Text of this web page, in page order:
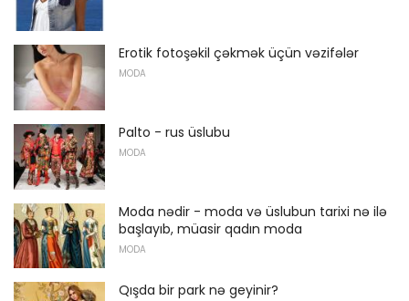
Erotik fotoşəkil çəkmək üçün vəzifələr
MODA
Palto - rus üslubu
MODA
Moda nədir - moda və üslubun tarixi nə ilə
başlayıb, müasir qadın moda
MODA
Qışda bir park nə geyinir?